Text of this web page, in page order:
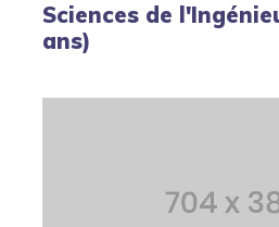
Sciences de
ans)